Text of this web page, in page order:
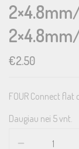
€2.50
FOUR Connect
Daugiau nei 5 vnt.